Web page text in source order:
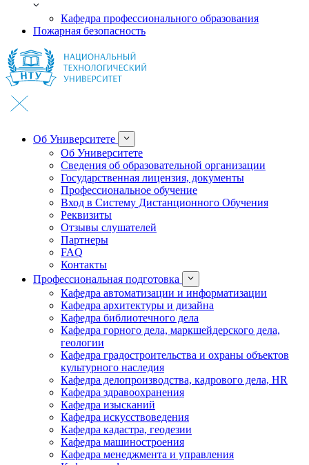
Кафедра профессионального образования
Пожарная безопасность
Об Университете
Об Университете
Сведения об образовательной организации
Государственная лицензия, документы
Профессиональное обучение
Вход в Систему Дистанционного Обучения
Реквизиты
Отзывы слушателей
Партнеры
FAQ
Контакты
Профессиональная подготовка
Кафедра автоматизации и информатизации
Кафедра архитектуры и дизайна
Кафедра библиотечного дела
Кафедра горного дела, маркшейдерского дела,
геологии
Кафедра градостроительства и охраны объектов
культурного наследия
Кафедра делопроизводства, кадрового дела, HR
Кафедра здравоохранения
Кафедра изысканий
Кафедра искусствоведения
Кафедра кадастра, геодезии
Кафедра машиностроения
Кафедра менеджмента и управления